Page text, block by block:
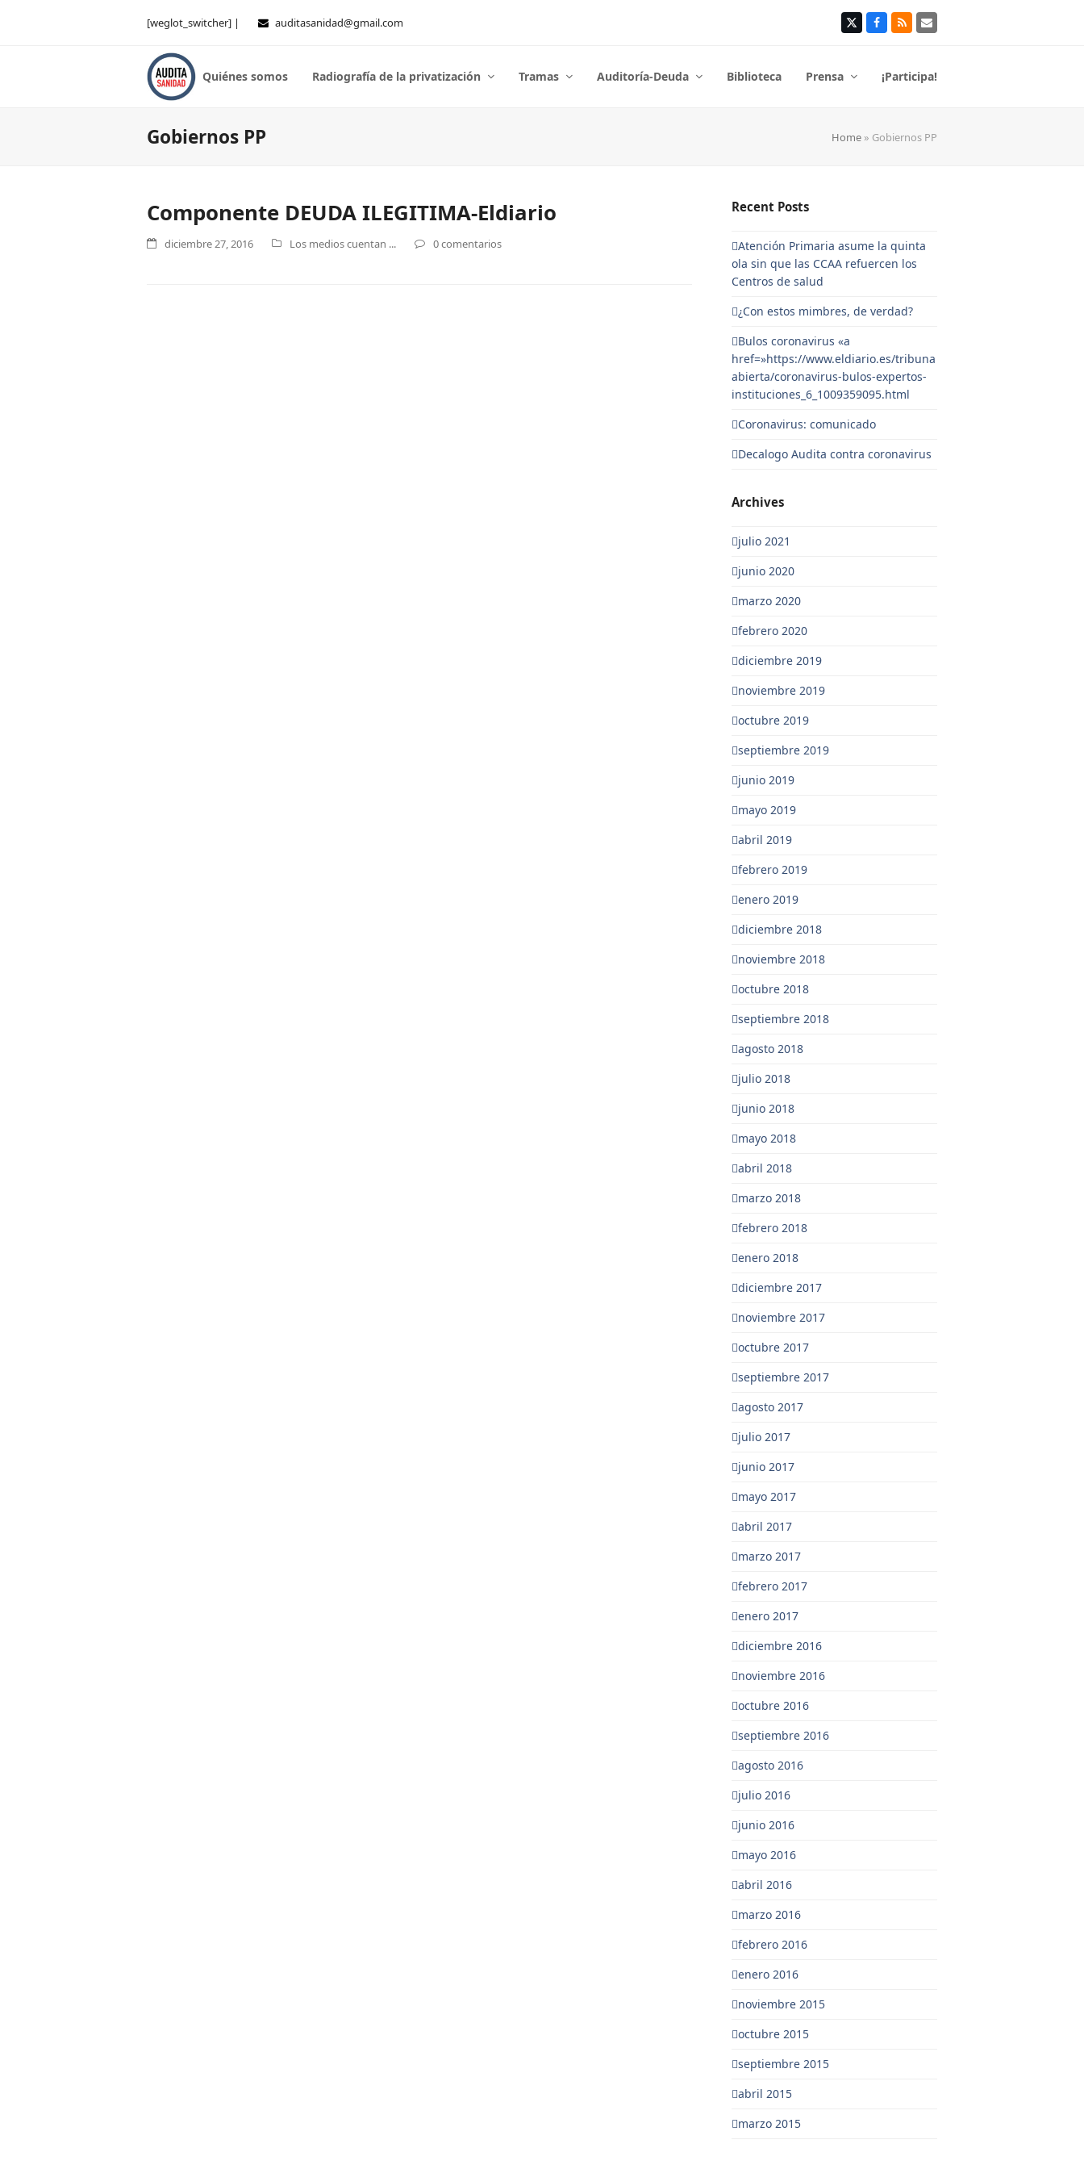
[weglot_switcher] | auditasanidad@gmail.com TwitterFacebook
RSS Correo
Quiénes somos Radiografía de la privatización Tramas Auditoría-Deuda Biblioteca Prensa ¡Participa!
Gobiernos PP Home » Gobiernos PP
Componente DEUDA ILEGITIMA-Eldiario
diciembre 27, 2016 Los medios cuentan ... 0 comentarios
Recent Posts
Atención Primaria asume la quinta
ola sin que las CCAA refuercen los
Centros de salud
¿Con estos mimbres, de verdad?
Bulos coronavirus «a
href=»https://www.eldiario.es/tribuna
abierta/coronavirus-bulos-expertos-
instituciones_6_1009359095.html
Coronavirus: comunicado
Decalogo Audita contra coronavirus
Archives
julio 2021
junio 2020
marzo 2020
febrero 2020
diciembre 2019
noviembre 2019
octubre 2019
septiembre 2019
junio 2019
mayo 2019
abril 2019
febrero 2019
enero 2019
diciembre 2018
noviembre 2018
octubre 2018
septiembre 2018
agosto 2018
julio 2018
junio 2018
mayo 2018
abril 2018
marzo 2018
febrero 2018
enero 2018
diciembre 2017
noviembre 2017
octubre 2017
septiembre 2017
agosto 2017
julio 2017
junio 2017
mayo 2017
abril 2017
marzo 2017
febrero 2017
enero 2017
diciembre 2016
noviembre 2016
octubre 2016
septiembre 2016
agosto 2016
julio 2016
junio 2016
mayo 2016
abril 2016
marzo 2016
febrero 2016
enero 2016
noviembre 2015
octubre 2015
septiembre 2015
abril 2015
marzo 2015